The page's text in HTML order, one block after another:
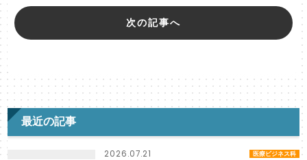
次の記事へ
最近の記事
2026.07.21 医療ビジネス科